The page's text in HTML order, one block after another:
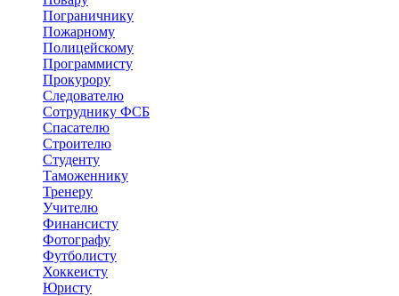
Пограничнику
Пожарному
Полицейскому
Программисту
Прокурору
Следователю
Сотруднику ФСБ
Спасателю
Строителю
Студенту
Таможеннику
Тренеру
Учителю
Финансисту
Фотографу
Футболисту
Хоккеисту
Юристу